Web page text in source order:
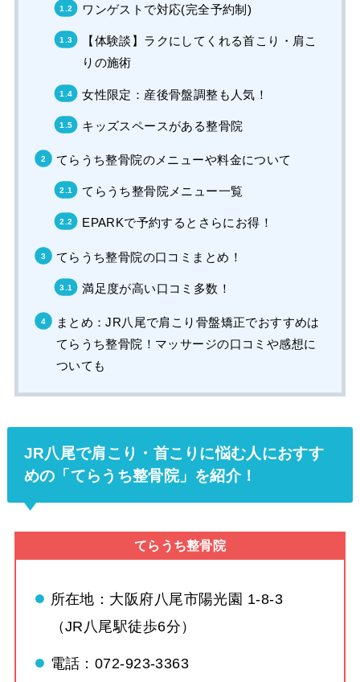
ワンゲストで対応(完全予約制)
【体験談】ラクにしてくれる首こり・肩こ
りの施術
女性限定：産後骨盤調整も人気！
キッズスペースがある整骨院
てらうち整骨院のメニューや料金について
てらうち整骨院メニュー一覧
EPARKで予約するとさらにお得！
てらうち整骨院の口コミまとめ！
満足度が高い口コミ多数！
まとめ：JR八尾で肩こり骨盤矯正でおすすめは
てらうち整骨院！マッサージの口コミや感想に
ついても
JR八尾で肩こり・首こりに悩む人におすす
めの「てらうち整骨院」を紹介！
てらうち整骨院
所在地：大阪府八尾市陽光園 1-8-3
（JR八尾駅徒歩6分）
電話：072-923-3363